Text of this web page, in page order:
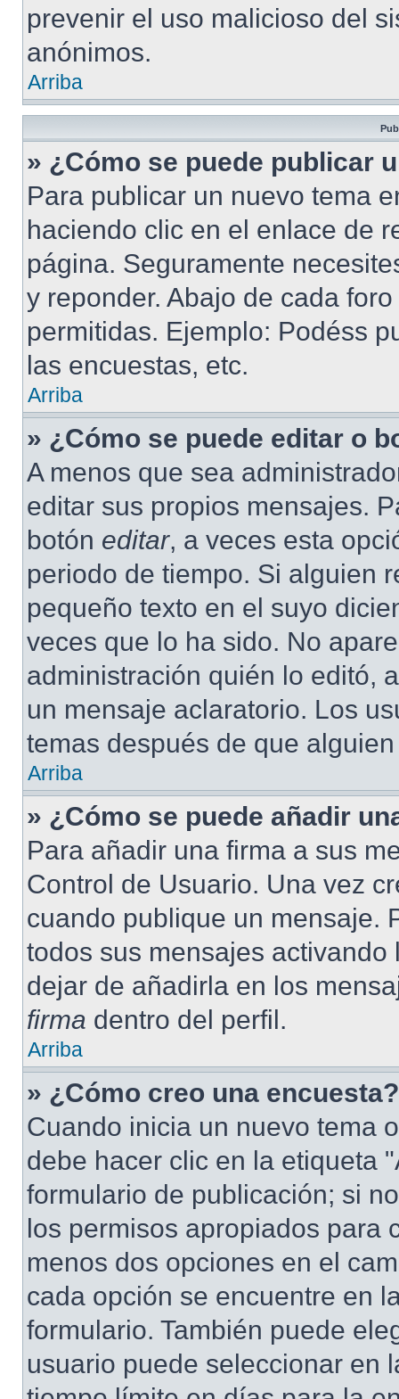
prevenir el uso malicioso del
anónimos.
Arriba
» ¿Cómo se puede publicar
Para publicar un nuevo tema
haciendo clic en el enlace de
página. Seguramente
y reponder. Abajo de cada
permitidas. Ejemplo: Podéss
las encuestas, etc.
Arriba
» ¿Cómo se puede editar o
A menos que sea
editar sus propios mensajes.
botón editar, a veces esta
periodo de tiempo. Si alguien
pequeño texto en el suyo
veces que lo ha sido. No
administración quién lo editó,
un mensaje aclaratorio. Los
temas después de que
Arriba
» ¿Cómo se puede añadir
Para añadir una firma a sus
Control de Usuario. Una vez
cuando publique un mensaje.
todos sus mensajes
dejar de añadirla en los
firma dentro del perfil.
Arriba
» ¿Cómo creo una encuesta?
Cuando inicia un nuevo tema
debe hacer clic en la etiqueta
formulario de publicación; si
los permisos apropiados para
menos dos opciones en el
cada opción se encuentre en
formulario. También puede
usuario puede seleccionar en